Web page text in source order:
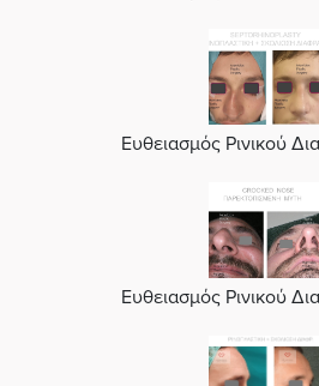
Ευθειασμός Ρινικού
Ευθειασμός Ρινικού